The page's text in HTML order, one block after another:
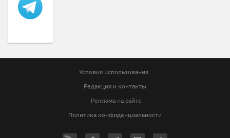
Условия использования
Редакция и контакты
Реклама на сайте
Политика конфиденциальности